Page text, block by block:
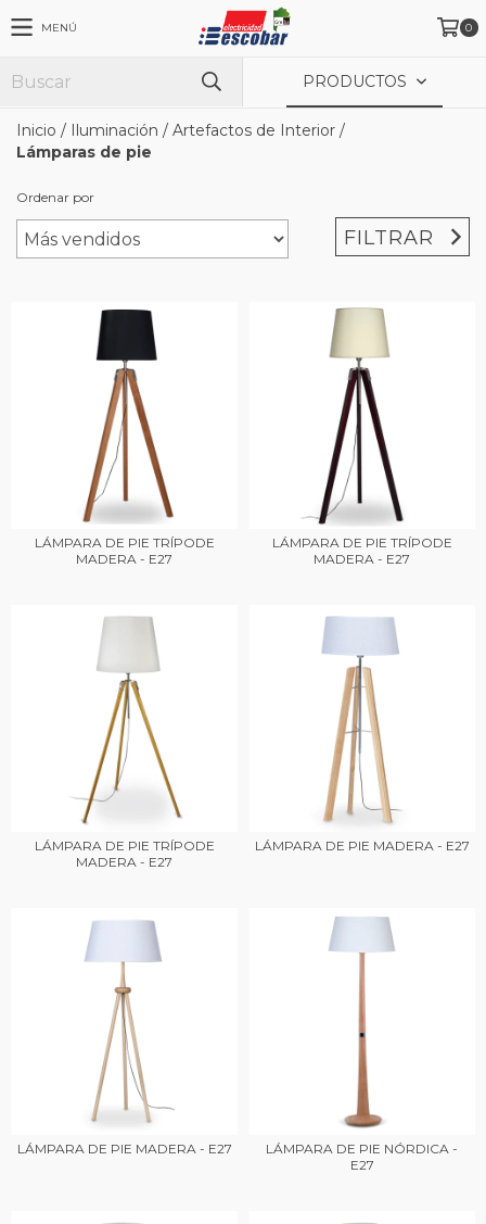
MENÚ 0
PRODUCTOS
Inicio / Iluminación / Artefactos de Interior /
Lámparas de pie
Ordenar por
FILTRAR
LÁMPARA DE PIE TRÍPODE
MADERA - E27
LÁMPARA DE PIE TRÍPODE
MADERA - E27
LÁMPARA DE PIE TRÍPODE
MADERA - E27
LÁMPARA DE PIE MADERA - E27
LÁMPARA DE PIE MADERA - E27
LÁMPARA DE PIE NÓRDICA -
E27